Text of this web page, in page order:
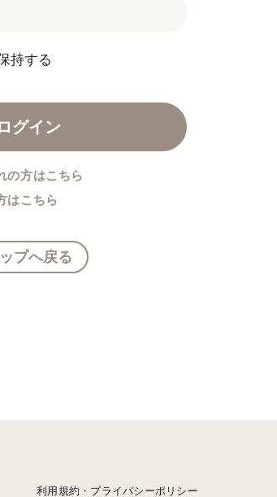
持する
の方はこちら
はこちら
ップへ戻る
利用規約・プライバシーポリシー